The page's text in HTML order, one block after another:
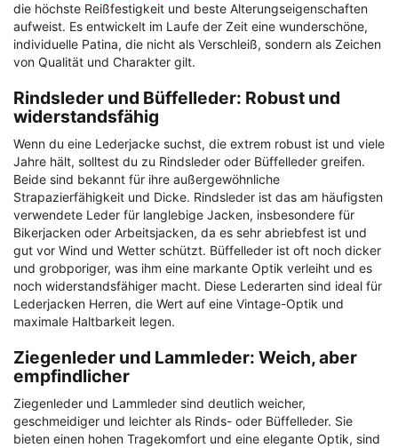
die höchste Reißfestigkeit und beste Alterungseigenschaften
aufweist. Es entwickelt im Laufe der Zeit eine wunderschöne,
individuelle Patina, die nicht als Verschleiß, sondern als Zeichen
von Qualität und Charakter gilt.
Rindsleder und Büffelleder: Robust und
widerstandsfähig
Wenn du eine Lederjacke suchst, die extrem robust ist und viele
Jahre hält, solltest du zu Rindsleder oder Büffelleder greifen.
Beide sind bekannt für ihre außergewöhnliche
Strapazierfähigkeit und Dicke. Rindsleder ist das am häufigsten
verwendete Leder für langlebige Jacken, insbesondere für
Bikerjacken oder Arbeitsjacken, da es sehr abriebfest ist und
gut vor Wind und Wetter schützt. Büffelleder ist oft noch dicker
und grobporiger, was ihm eine markante Optik verleiht und es
noch widerstandsfähiger macht. Diese Lederarten sind ideal für
Lederjacken Herren, die Wert auf eine Vintage-Optik und
maximale Haltbarkeit legen.
Ziegenleder und Lammleder: Weich, aber
empfindlicher
Ziegenleder und Lammleder sind deutlich weicher,
geschmeidiger und leichter als Rinds- oder Büffelleder. Sie
bieten einen hohen Tragekomfort und eine elegante Optik, sind